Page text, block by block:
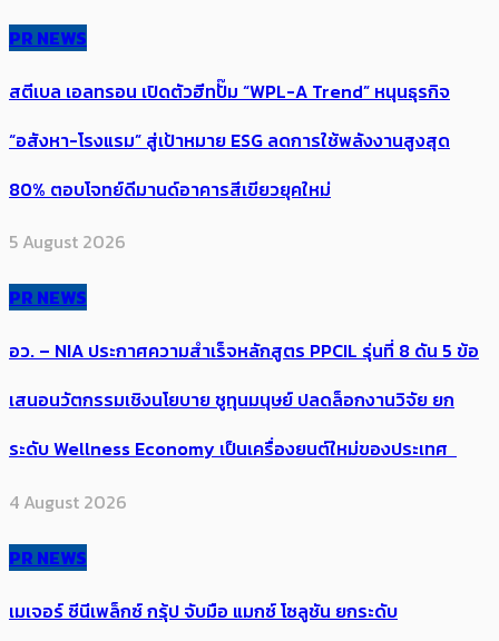
PR NEWS
สตีเบล เอลทรอน เปิดตัวฮีทปั๊ม “WPL-A Trend” หนุนธุรกิจ
“อสังหา-โรงแรม” สู่เป้าหมาย ESG ลดการใช้พลังงานสูงสุด
80% ตอบโจทย์ดีมานด์อาคารสีเขียวยุคใหม่
5 August 2026
PR NEWS
อว. – NIA ประกาศความสำเร็จหลักสูตร PPCIL รุ่นที่ 8 ดัน 5 ข้อ
เสนอนวัตกรรมเชิงนโยบาย ชูทุนมนุษย์ ปลดล็อกงานวิจัย ยก
ระดับ Wellness Economy เป็นเครื่องยนต์ใหม่ของประเทศ
4 August 2026
PR NEWS
เมเจอร์ ซีนีเพล็กซ์ กรุ้ป จับมือ แมกซ์ โซลูชัน ยกระดับ